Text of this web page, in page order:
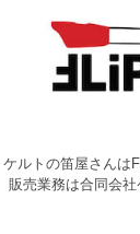
ケルトの笛屋さんは
販売業務は合同会社